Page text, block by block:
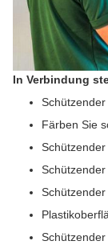
In Verbindung
Färben Sie